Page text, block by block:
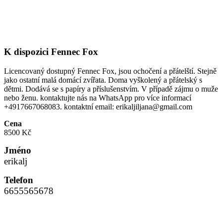
K dispozici Fennec Fox
Licencovaný dostupný Fennec Fox, jsou ochočení a přátelští. Stejně
jako ostatní malá domácí zvířata. Doma vyškolený a přátelský s
dětmi. Dodává se s papíry a příslušenstvím. V případě zájmu o muže
nebo ženu. kontaktujte nás na WhatsApp pro více informací
+4917667068083. kontaktní email: erikaljiljana@gmail.com
Cena
8500 Kč
Jméno
erikalj
Telefon
6655565678